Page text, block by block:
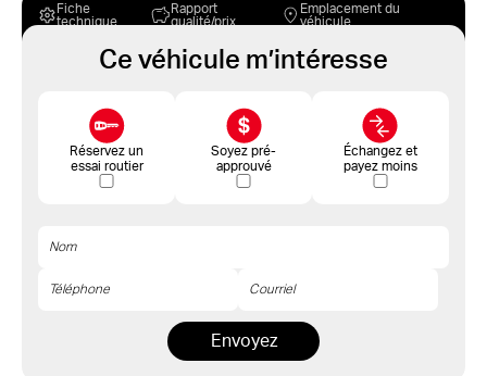
Fiche
technique
Rapport
qualité/prix
Emplacement du
véhicule
Ce véhicule m’intéresse
Réservez un
essai routier
Soyez pré-
approuvé
Échangez et
payez moins
Envoyez